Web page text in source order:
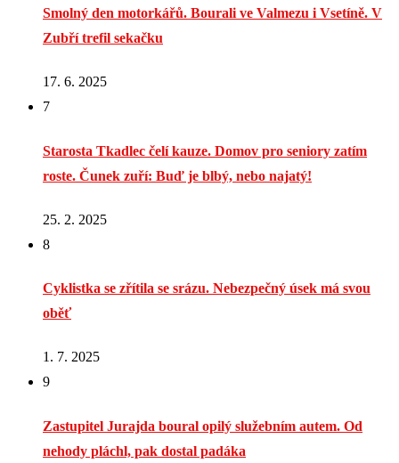
Smolný den motorkářů. Bourali ve Valmezu i Vsetíně. V
Zubří trefil sekačku
17. 6. 2025
7
Starosta Tkadlec čelí kauze. Domov pro seniory zatím
roste. Čunek zuří: Buď je blbý, nebo najatý!
25. 2. 2025
8
Cyklistka se zřítila se srázu. Nebezpečný úsek má svou
oběť
1. 7. 2025
9
Zastupitel Jurajda boural opilý služebním autem. Od
nehody pláchl, pak dostal padáka